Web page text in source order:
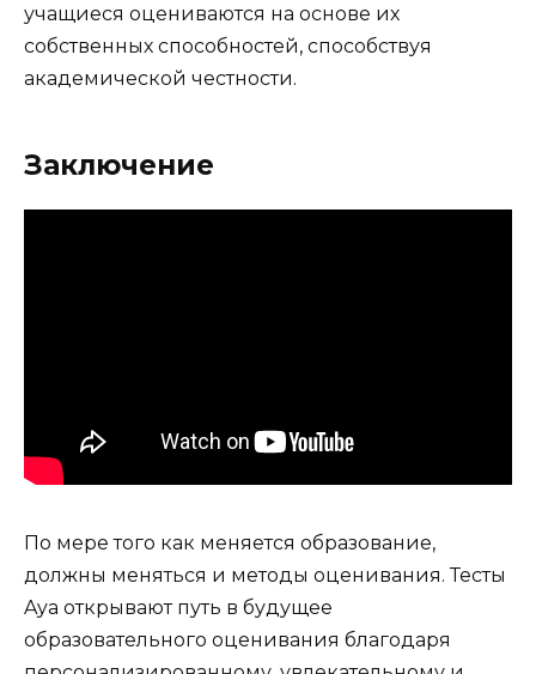
учащиеся оцениваются на основе их
собственных способностей, способствуя
академической честности.
Заключение
По мере того как меняется образование,
должны меняться и методы оценивания. Тесты
Aya открывают путь в будущее
образовательного оценивания благодаря